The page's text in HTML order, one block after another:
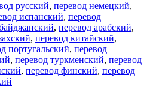
русский, перевод немецкий,
испанский, перевод
, перевод арабский,
, перевод китайский,
португальский, перевод
, перевод туркменский, перевод
, перевод финский, перевод